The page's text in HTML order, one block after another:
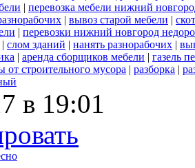
| перевозка мебели нижний
| вывоз старой мебели |
| перевозки нижний новгород
| слом зданий | нанять разнорабочих |
| аренда сборщиков мебели | газель
от строительного мусора | разборка |
в 19:01